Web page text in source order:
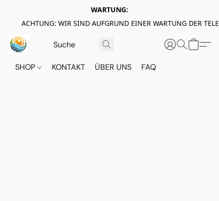
WARTUNG:
ACHTUNG: WIR SIND AUFGRUND EINER WARTUNG DER
SHOP KONTAKT ÜBER UNS FAQ